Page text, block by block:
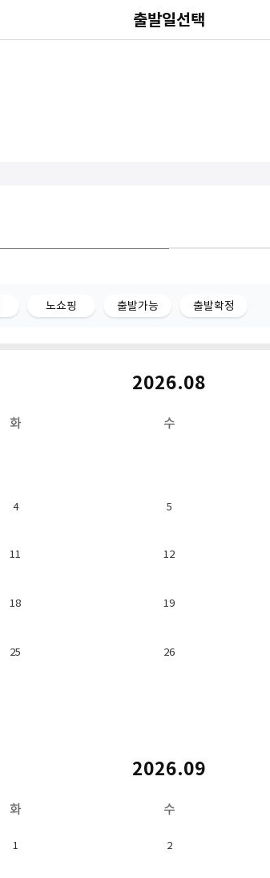
출발일선택
노쇼핑 출발가능 출발확정
2026.08
화 수
4 5
11 12
18 19
25 26
2026.09
화 수
1 2